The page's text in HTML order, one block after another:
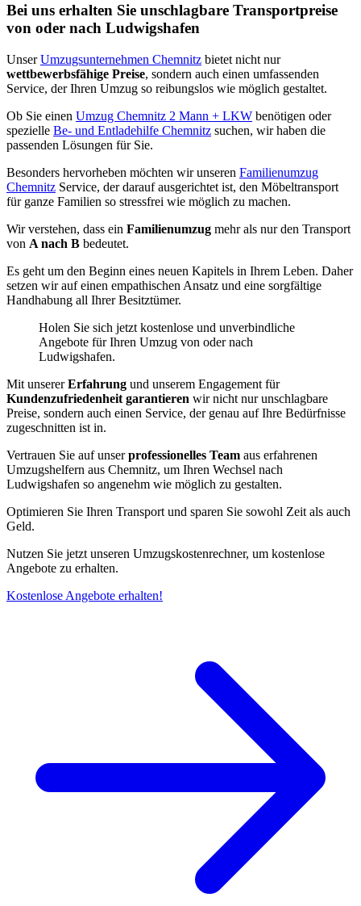
Bei uns erhalten Sie unschlagbare Transportpreise
von oder nach Ludwigshafen
UnserUmzugsunternehmen Chemnitz bietet nicht nur
wettbewerbsfähige Preise, sondern auch einen umfassenden
Service, der Ihren Umzug so reibungslos wie möglich gestaltet.
Ob Sie einen Umzug Chemnitz 2 Mann + LKW benötigen oder
spezielle Be- und Entladehilfe Chemnitz suchen, wir haben die
passenden Lösungen für Sie.
Besonders hervorheben möchten wir unseren Familienumzug
Chemnitz Service, der darauf ausgerichtet ist, den Möbeltransport
für ganze Familien so stressfrei wie möglich zu machen.
Wir verstehen, dass ein Familienumzug mehr als nur den Transport
von A nach B bedeutet.
Es geht um den Beginn eines neuen Kapitels in Ihrem Leben. Daher
setzen wir auf einen empathischen Ansatz und eine sorgfältige
Handhabung all Ihrer Besitztümer.
Holen Sie sich jetzt kostenlose und unverbindliche
Angebote für Ihren Umzug von oder nach
Ludwigshafen.
Mit unsererErfahrung und unserem Engagement für
Kundenzufriedenheit garantieren wir nicht nur unschlagbare
Preise, sondern auch einen Service, der genau auf Ihre Bedürfnisse
zugeschnitten ist in.
Vertrauen Sie auf unserprofessionelles Team aus erfahrenen
Umzugshelfern aus Chemnitz, um Ihren Wechsel nach
Ludwigshafen so angenehm wie möglich zu gestalten.
Optimieren Sie Ihren Transport und sparen Sie sowohl Zeit als auch
Geld.
Nutzen Sie jetzt unseren Umzugskostenrechner, um kostenlose
Angebote zu erhalten.
Kostenlose Angebote erhalten!